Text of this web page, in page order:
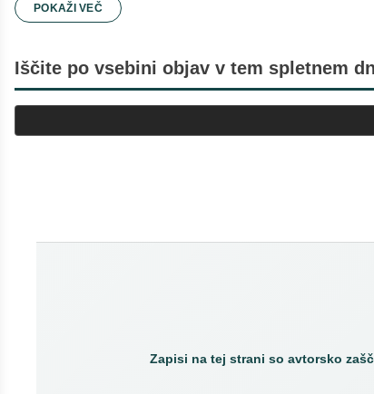
2023
september
Asinhrono spletno izobraževanje: V
Digitalizacija zdravstvenih obrazcev
POKAŽI VEČ
Iščite po vsebini objav v tem spletnem
Zapisi na tej strani so avtorsko